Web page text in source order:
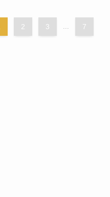
2 3 7